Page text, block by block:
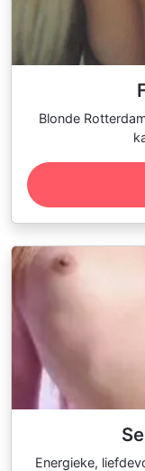
Blonde
Energieke,